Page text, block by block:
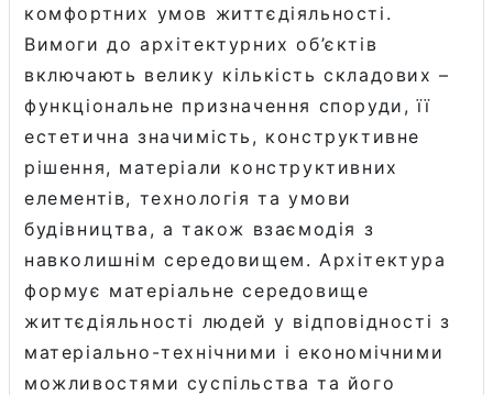
комфортних умов життєдіяльності.
Вимоги до архітектурних об’єктів
включають велику кількість складових –
функціональне призначення споруди, її
естетична значимість, конструктивне
рішення, матеріали конструктивних
елементів, технологія та умови
будівництва, а також взаємодія з
навколишнім середовищем. Архітектура
формує матеріальне середовище
життєдіяльності людей у відповідності з
матеріально-технічними і економічними
можливостями суспільства та його